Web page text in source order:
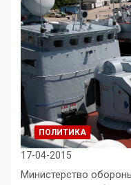
ПОЛИТИКА
17-04-2015
Министерство